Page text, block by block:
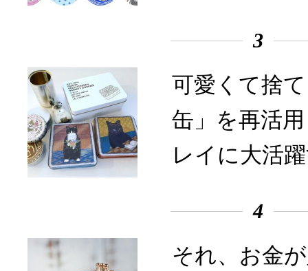
3
可愛くて捨
缶」を再活
レイに大活
4
それ、お金